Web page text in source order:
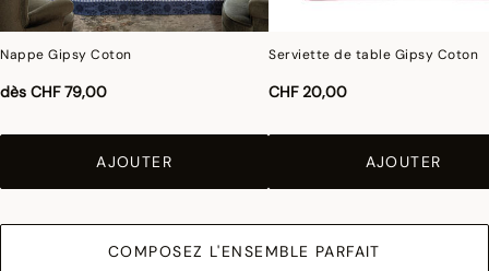
Nappe Gipsy Coton
dès CHF 79,00
AJOUTER
Serviette de table Gipsy Coton
CHF 20,00
AJOUTER
COMPOSEZ L'ENSEMBLE PARFAIT